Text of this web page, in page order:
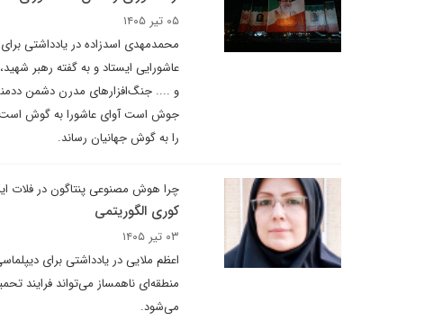
۰۵ تیر ۱۴۰۵
عاشورایی ایستاد و به گفته رهبر
و .... جنگ‌افزارهای مدرن دشمن
را به گوش جهانیان رساند.
چرا هوش مصنوعی پنتاگون در فلات
کوری الگوریتمی
۰۳ تیر ۱۴۰۵
اعظم ملایی در یادداشتی برای
منطقه‌ای ناهمساز می‌تواند فرایند
می‌شود.